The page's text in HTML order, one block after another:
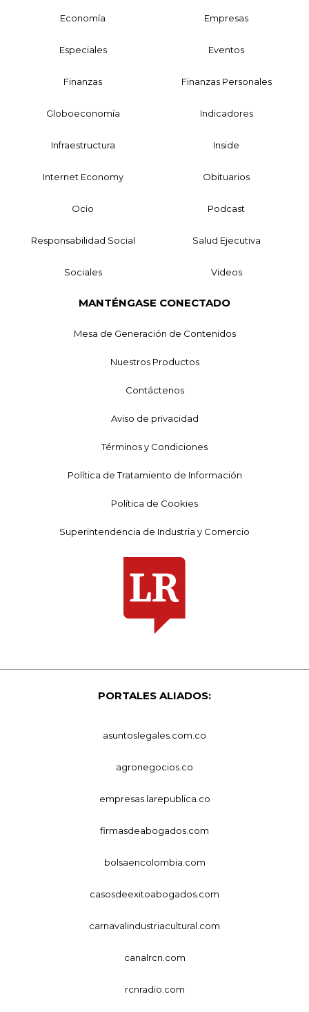
Economía Empresas
Especiales Eventos
Finanzas Finanzas Personales
Globoeconomía Indicadores
Infraestructura Inside
Internet Economy Obituarios
Ocio Podcast
Responsabilidad Social Salud Ejecutiva
Sociales Videos
MANTÉNGASE CONECTADO
Mesa de Generación de Contenidos
Nuestros Productos
Contáctenos
Aviso de privacidad
Términos y Condiciones
Política de Tratamiento de Información
Política de Cookies
Superintendencia de Industria y Comercio
PORTALES ALIADOS:
asuntoslegales.com.co
agronegocios.co
empresas.larepublica.co
firmasdeabogados.com
bolsaencolombia.com
casosdeexitoabogados.com
carnavalindustriacultural.com
canalrcn.com
rcnradio.com